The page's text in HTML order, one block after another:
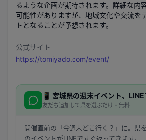
るような企画が期待されます。詳細な内
可能性がありますが、地域文化や交流を
トとなることが予想されます。
公式サイト
https://tomiyado.com/event/
📱 宮城県の週末イベント、
友だち追加して県を選ぶだけ・無料
開催直前の「今週末どこ行く？」に。県
のイベントがLINEですぐ返ってきます。